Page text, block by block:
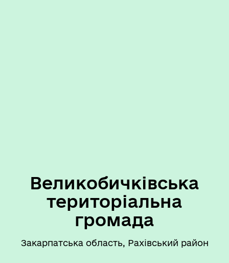
Великобичківська
територіальна
громада
Закарпатська область, Рахівський район